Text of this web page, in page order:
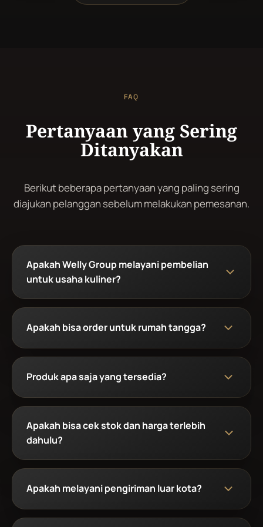
berdurasi lama (slow ...
FAQ
Pertanyaan yang Sering
Ditanyakan
Berikut beberapa pertanyaan yang paling sering
diajukan pelanggan sebelum melakukan pemesanan.
Apakah Welly Group melayani pembelian
untuk usaha kuliner?
Apakah bisa order untuk rumah tangga?
Produk apa saja yang tersedia?
Apakah bisa cek stok dan harga terlebih
dahulu?
Apakah melayani pengiriman luar kota?